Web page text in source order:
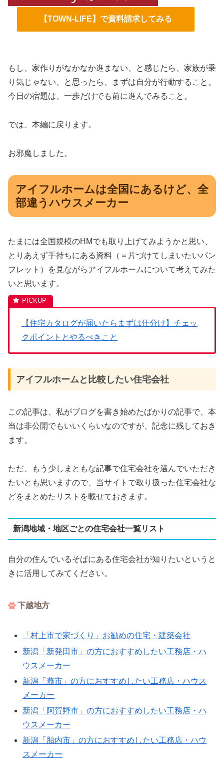
【TOWN-LIFE】で資料請求してみる
もし、家作りがなかなか進まない、と感じたら、家族が乗
り気じゃない、と思ったら、まずは自分が行動すること。
今日の宿題は、一歩だけでも前に進んでみること。
では、本編に戻ります。
お邪魔しました。
アイフルホームは全国にあるけど、全
部違うハウスメーカー
たまには全国規模のHMでも取り上げてみようかと思い、
とりあえず手持ちにある資料（＝片づけてしまいたいパン
フレット）を見ながらアイフルホームについて考えてみた
いと思います。
【住宅カタログが届いたらまずは仕分け】チェッ
クポイントとやるべきこと
アイフルホームと比較したい住宅会社
この記事は、私がブログを書き始めたばかりの記事で、本
当は非公開でもいいくらいなのですが、記念に残しておき
ます。
ただ、もう少しまともな記事で住宅会社を選んでいただき
たいとも思いますので、当サイトで取り扱った住宅会社な
どをまとめたリストを載せておきます。
新潟地域・地区ごとの住宅会社一覧リスト
自分の住んでいるそばにある住宅会社が知りたいというと
きに活用してみてください。
下越地方
「村上市で家づくり」お勧めの住宅・建築会社
新潟「新発田市」の方におすすめしたい工務店・ハ
ウスメーカー
新潟「燕市」の方におすすめしたい工務店・ハウス
メーカー
新潟「阿賀野市」の方におすすめしたい工務店・ハ
ウスメーカー
新潟「胎内市」の方におすすめしたい工務店・ハウ
スメーカー